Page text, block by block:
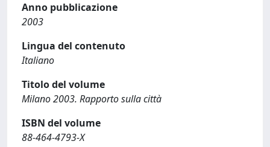
Anno pubblicazione
2003
Lingua del contenuto
Italiano
Titolo del volume
Milano 2003. Rapporto sulla città
ISBN del volume
88-464-4793-X